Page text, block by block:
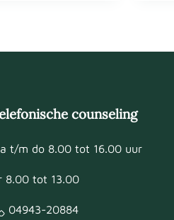
counseling
t/m do 8.00 tot 16.00 uur
8.00 tot 13.00
04943-20884